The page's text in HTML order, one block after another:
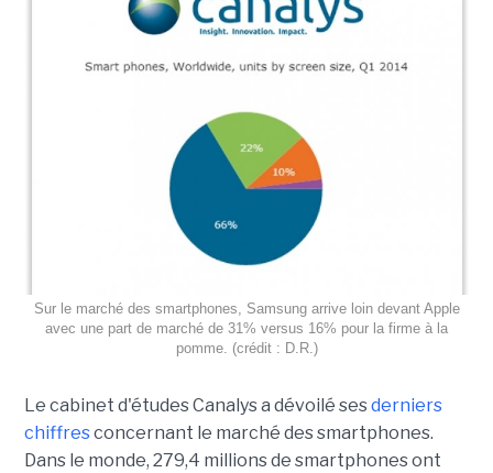
Sur le marché des smartphones, Samsung arrive loin devant Apple
avec une part de marché de 31% versus 16% pour la firme à la
pomme. (crédit : D.R.)
Le cabinet d'études Canalys a dévoilé sesderniers
chiffresconcernant le marché des smartphones.
Dans le monde, 279,4 millions de smartphones ont